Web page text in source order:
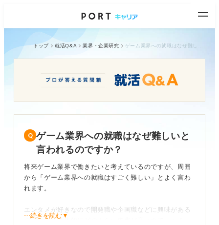
トップ 就活Q&A 業界・企業研究
ゲーム業界への就職はなぜ難しいと
言われるのですか？
将来ゲーム業界で働きたいと考えているのですが、周囲
から「ゲーム業界への就職はすごく難しい」とよく言わ
れます。
エンタメが好きなので開発職や企画職などに興味がある
のですが、具体的にどのくらい倍率が高いのでしょう
⋯続きを読む▼